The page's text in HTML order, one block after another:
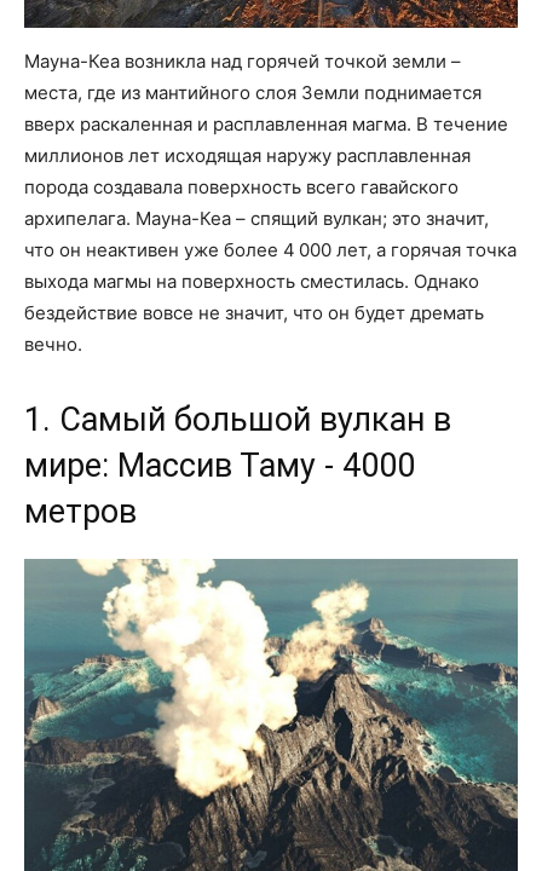
Мауна-Кеа возникла над горячей точкой земли –
места, где из мантийного слоя Земли поднимается
вверх раскаленная и расплавленная магма. В течение
миллионов лет исходящая наружу расплавленная
порода создавала поверхность всего гавайского
архипелага. Мауна-Кеа – спящий вулкан; это значит,
что он неактивен уже более 4 000 лет, а горячая точка
выхода магмы на поверхность сместилась. Однако
бездействие вовсе не значит, что он будет дремать
вечно.
1. Самый большой вулкан в
мире: Массив Таму - 4000
метров